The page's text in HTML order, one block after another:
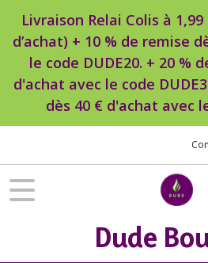
Livraison Relai Colis à
d’achat) + 10 % de remise
le code DUDE20. + 20 %
d'achat avec le code
dès 40 € d'achat avec
Dude